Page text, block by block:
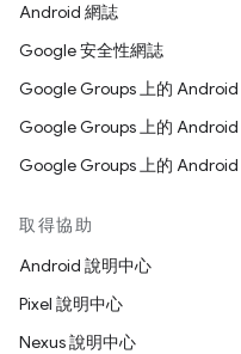
Android 網誌
Google 安全性網誌
Google Groups 上的 Android
Google Groups 上的 Android
Google Groups 上的 Android
取得協助
Android 說明中心
Pixel 說明中心
Nexus 說明中心